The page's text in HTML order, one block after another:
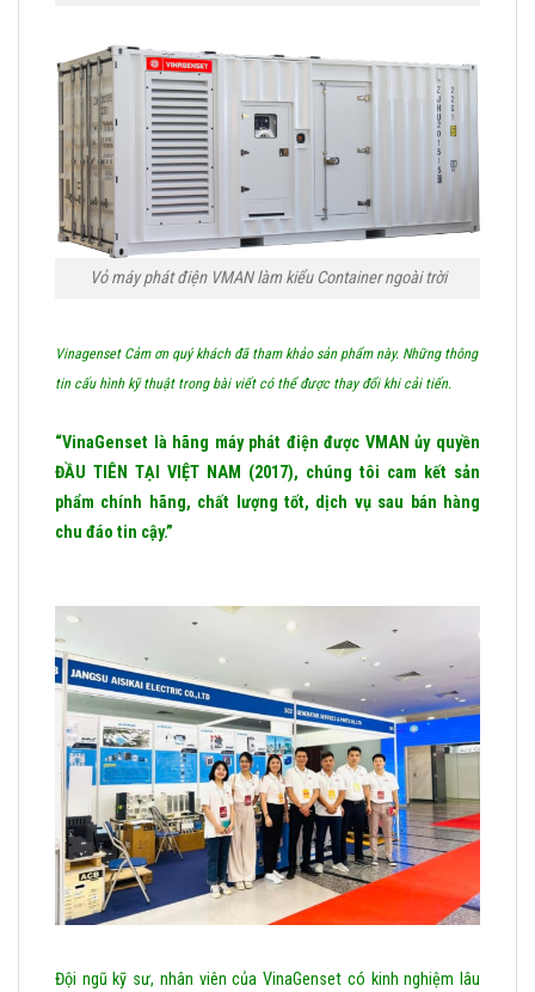
Vỏ máy phát điện VMAN làm kiểu Container ngoài trời
Vinagenset Cảm ơn quý khách đã tham khảo sản phẩm này. Những thông
tin cấu hình kỹ thuật trong bài viết có thể được thay đổi khi cải tiến.
“VinaGenset là hãng máy phát điện được VMAN ủy quyền
ĐẦU TIÊN TẠI VIỆT NAM (2017), chúng tôi cam kết sản
phẩm chính hãng, chất lượng tốt, dịch vụ sau bán hàng
chu đáo tin cậy.”
Đội ngũ kỹ sư, nhân viên của VinaGenset có kinh nghiệm lâu